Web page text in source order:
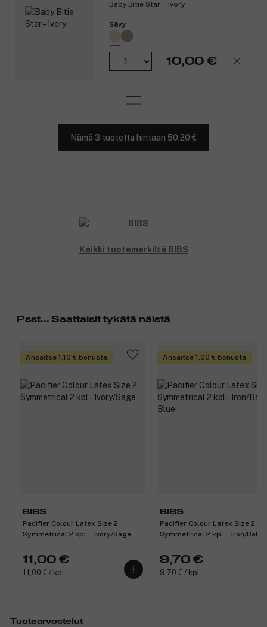
Baby Bitie Star – Ivory
Sävy
10,00 €
Nämä 3 tuotetta hintaan 50,20 €
Kaikki tuotemerkiltä BIBS
Psst... Saattaisit tykätä näistä
Ansaitse 1,10 € bonusta
BIBS
Pacifier Colour Latex Size 2
Symmetrical 2 kpl – Ivory/Sage
11,00 €
11,00 € / kpl
Ansaitse 1,00 € bonusta
BIBS
Pacifier Colour Latex Size 2
Symmetrical 2 kpl – Iron/Baby
9,70 €
9,70 € / kpl
Tuotearvostelut